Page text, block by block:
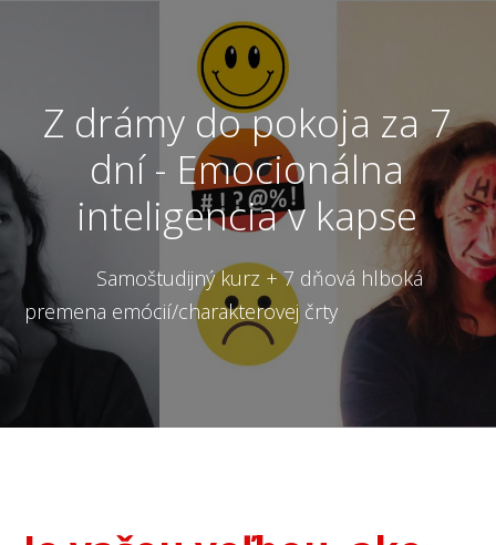
Z drámy do pokoja za 7
dní - Emocionálna
inteligencia v kapse
Samoštudijný kurz + 7 dňová hlboká
premena emócií/charakterovej črty